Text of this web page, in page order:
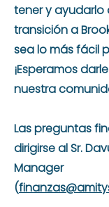
tener y ayudarlo
transición a
sea lo más fácil
¡Esperamos
nuestra
Las preguntas
dirigirse al Sr.
Manager
(